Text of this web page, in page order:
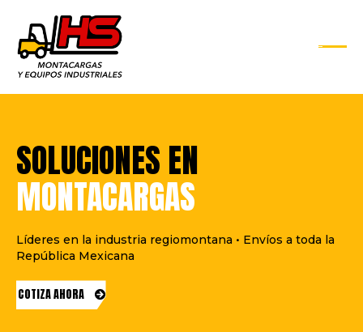
SOLUCIONES EN
MONTACARGAS
Líderes en la industria regiomontana • Envíos a toda la
República Mexicana
COTIZA AHORA